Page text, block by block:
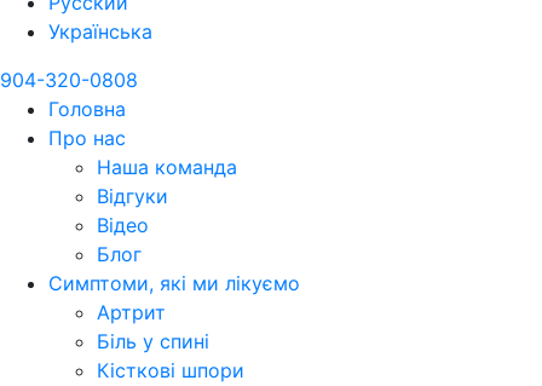
Українська
904-320-0808
Головна
Про нас
Наша команда
Відгуки
Відео
Блог
Симптоми, які ми лікуємо
Артрит
Біль у спині
Кісткові шпори